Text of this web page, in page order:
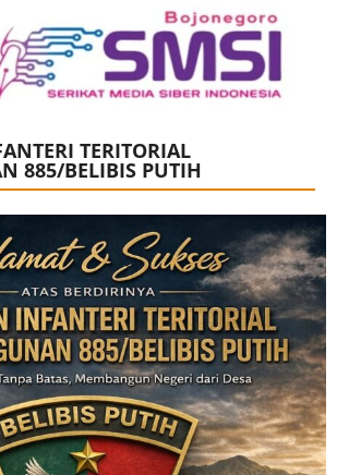
TERITORIAL
885/BELIBIS PUTIH